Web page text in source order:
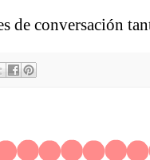
de conversación